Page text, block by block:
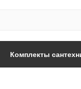
Комплекты